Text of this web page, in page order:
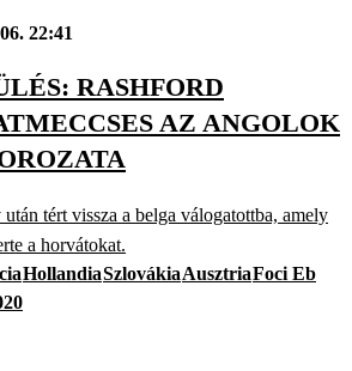
22:41
RASHFORD
AZ ANGOLOK
tért vissza a belga válogatottba, amely
a horvátokat.
HollandiaSzlovákiaAusztriaFoci Eb